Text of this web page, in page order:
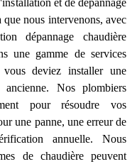
et de dépannage
nous intervenons, avec
dépannage chaudière
une gamme de services
deviez installer une
Nos plombiers
pour résoudre vos
une panne, une erreur de
annuelle. Nous
de chaudière peuvent